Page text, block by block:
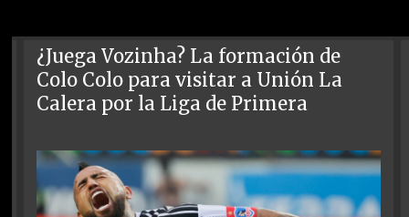
¿Juega Vozinha? La formación de
Colo Colo para visitar a Unión La
Calera por la Liga de Primera